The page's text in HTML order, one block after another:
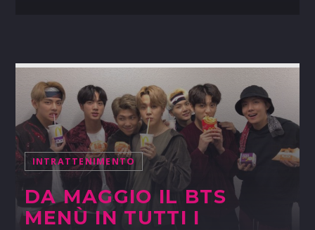
INTRATTENIMENTO
DA MAGGIO IL BTS
MENÙ IN TUTTI I